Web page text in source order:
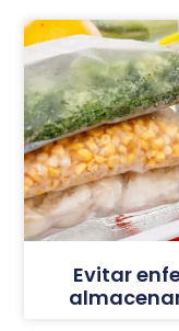
Evitar